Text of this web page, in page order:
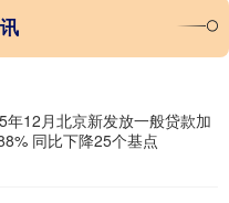
年12月北京新发放一般贷款加
同比下降25个基点